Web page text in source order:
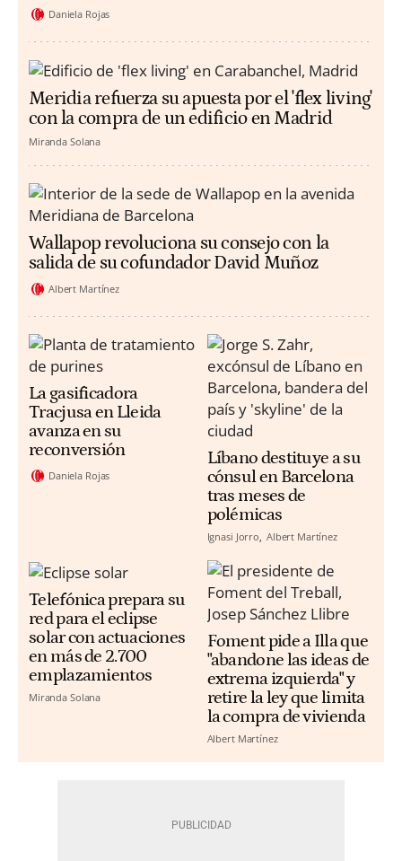
Daniela Rojas
Meridia refuerza su apuesta por el 'flex living'
con la compra de un edificio en Madrid
Miranda Solana
Wallapop revoluciona su consejo con la
salida de su cofundador David Muñoz
Albert Martínez
La gasificadora
Tracjusa en Lleida
avanza en su
reconversión
Daniela Rojas
Líbano destituye a su
cónsul en Barcelona
tras meses de
polémicas
Ignasi Jorro Albert Martínez
Telefónica prepara su
red para el eclipse
solar con actuaciones
en más de 2.700
emplazamientos
Miranda Solana
Foment pide a Illa que
"abandone las ideas de
extrema izquierda" y
retire la ley que limita
la compra de vivienda
Albert Martínez